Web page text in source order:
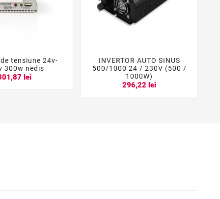
 
tensiune 24v-
300w nedis
lei
  
INVERTOR AUTO SINUS
500/1000 24 / 230V (500 /
1000W)
296,22 lei